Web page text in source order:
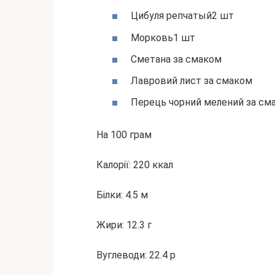
Цибуля репчатый2 шт
Морковь1 шт
Сметана за смаком
Лавровий лист за смаком
Перець чорний мелений за
На 100 грам
Калорії: 220 ккал
Білки: 4.5 м
Жири: 12.3 г
Вуглеводи: 22.4 р